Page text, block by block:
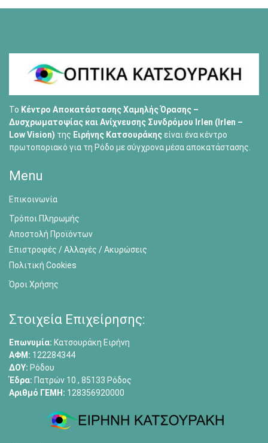
Το Κέντρο Αποκατάστασης Χαμηλής Όρασης –
Δυσχρωματοψίας και Ανίχνευσης Συνδρόμου Irlen (Irlen –
Low Vision) της Ειρήνης Κατσουράκηςείναι ένα κέντρο
πρωτοποριακό για τη Ρόδο με σύγχρονα μέσα αποκατάστασης.
Menu
Επικοινωνία
Τρόποι Πληρωμής
Αποστολή Προϊόντων
Επιστροφές / Αλλαγές / Ακυρώσεις
Πολιτική Cookies
Όροι Χρήσης
Στοιχεία Επιχείρησης:
Επωνυμία: Κατσουράκη Ειρήνη
ΑΦΜ: 122284344
ΔΟΥ: Ρόδου
Έδρα: Πατρών 10 , 85133 Ρόδος
Αριθμό ΓΕΜΗ: 128356920000